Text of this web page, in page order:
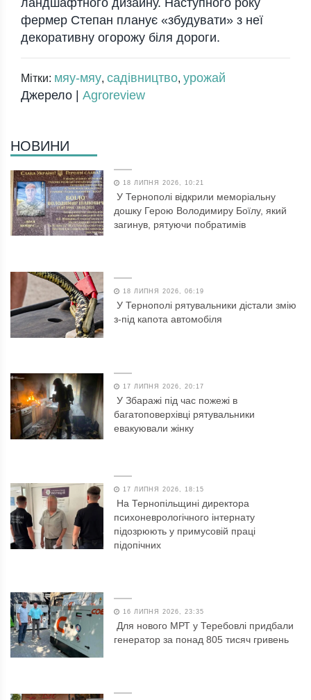
ландшафтного дизайну. Наступного року
фермер Степан планує «збудувати» з неї
декоративну огорожу біля дороги.
Мітки: мяу-мяу, садівництво, урожай
Джерело | Agroreview
НОВИНИ
18 ЛИПНЯ 2026, 10:21
У Тернополі відкрили меморіальну
дошку Герою Володимиру Боїлу, який
загинув, рятуючи побратимів
18 ЛИПНЯ 2026, 06:19
У Тернополі рятувальники дістали змію
з-під капота автомобіля
17 ЛИПНЯ 2026, 20:17
У Збаражі під час пожежі в
багатоповерхівці рятувальники
евакуювали жінку
17 ЛИПНЯ 2026, 18:15
На Тернопільщині директора
психоневрологічного інтернату
підозрюють у примусовій праці
підопічних
16 ЛИПНЯ 2026, 23:35
Для нового МРТ у Теребовлі придбали
генератор за понад 805 тисяч гривень